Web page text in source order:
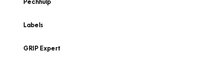
Labels
GRIP Expert